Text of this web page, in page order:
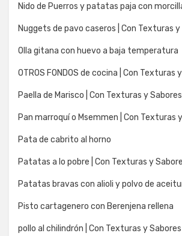
Nido de Puerros y patatas paja con
Nuggets de pavo caseros | Con Texturas y
Olla gitana con huevo a baja temperatura
OTROS FONDOS de cocina | Con Texturas
Paella de Marisco | Con Texturas y Sabores
Pan marroquí o Msemmen | Con Texturas
Pata de cabrito al horno
Patatas a lo pobre | Con Texturas y
Patatas bravas con alioli y polvo de
Pisto cartagenero con Berenjena rellena
pollo al chilindrón | Con Texturas y Sabores